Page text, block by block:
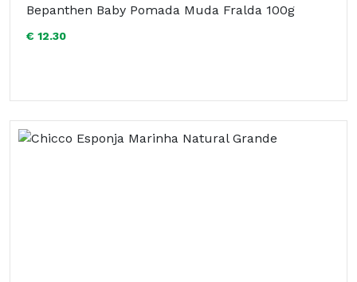
Bepanthen Baby Pomada Muda Fralda 100g
€ 12.30